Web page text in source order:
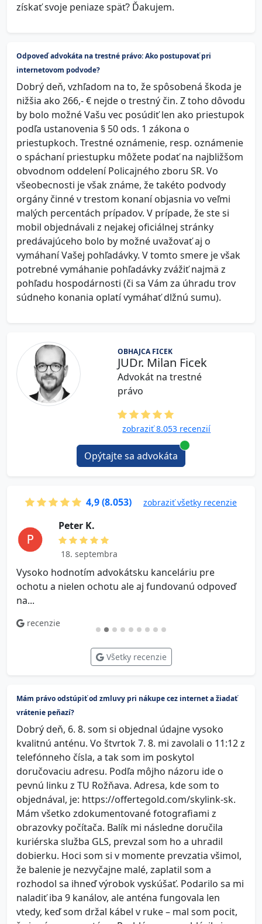
získať svoje peniaze späť? Ďakujem.
Odpoveď advokáta na trestné právo: Ako postupovať pri
internetovom podvode?
Dobrý deň, vzhľadom na to, že spôsobená škoda je
nižšia ako 266,- € nejde o trestný čin. Z toho dôvodu
by bolo možné Vašu vec posúdiť len ako priestupok
podľa ustanovenia § 50 ods. 1 zákona o
priestupkoch. Trestné oznámenie, resp. oznámenie
o spáchaní priestupku môžete podať na najbližšom
obvodnom oddelení Policajného zboru SR. Vo
všeobecnosti je však známe, že takéto podvody
orgány činné v trestom konaní objasnia vo veľmi
malých percentách prípadov. V prípade, že ste si
mobil objednávali z nejakej oficiálnej stránky
predávajúceho bolo by možné uvažovať aj o
vymáhaní Vašej pohľadávky. V tomto smere je však
potrebné vymáhanie pohľadávky zvážiť najmä z
pohľadu hospodárnosti (či sa Vám za úhradu trov
súdneho konania oplatí vymáhať dlžnú sumu).
OBHAJCA FICEK
JUDr. Milan Ficek
Advokát na trestné
právo
zobraziť 8.053 recenzií
Opýtajte sa advokáta
4,9 (8.053) zobraziť všetky recenzie
P e t e r K.
18. septembra
Vysoko hodnotím advokátsku kanceláriu pre
ochotu a nielen ochotu ale aj fundovanú odpoveď
na...
recenzie
Všetky recenzie
Mám právo odstúpiť od zmluvy pri nákupe cez internet a žiadať
vrátenie peňazí?
Dobrý deň, 6. 8. som si objednal údajne vysoko
kvalitnú anténu. Vo štvrtok 7. 8. mi zavolali o 11:12 z
telefónneho čísla, a tak som im poskytol
doručovaciu adresu. Podľa môjho názoru ide o
pevnú linku z TU Rožňava. Adresa, kde som to
objednával, je: https://offertegold.com/skylink-sk.
Mám všetko zdokumentované fotografiami z
obrazovky počítača. Balík mi následne doručila
kuriérska služba GLS, prevzal som ho a uhradil
dobierku. Hoci som si v momente prevzatia všimol,
že balenie je nezvyčajne malé, zaplatil som a
rozhodol sa ihneď výrobok vyskúšať. Podarilo sa mi
naladiť iba 9 kanálov, ale anténa fungovala len
vtedy, keď som držal kábel v ruke – mal som pocit,